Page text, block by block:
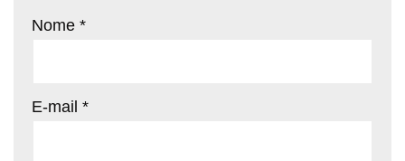
Nome *
E-mail *